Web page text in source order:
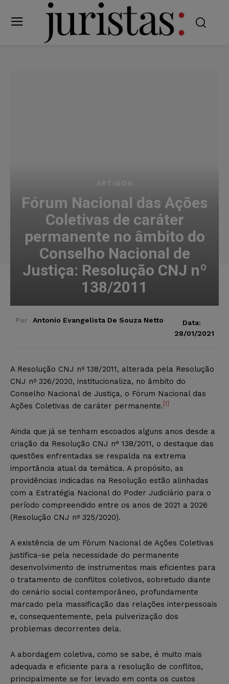
ARTIGOS
Fórum Nacional das Ações
Coletivas de caráter
permanente no âmbito do
Conselho Nacional de
Justiça: Resolução CNJ nº
138/2011
Por Antonio Evangelista De Souza Netto
Data:
28/01/2021
A Resolução CNJ nº 138/2011, alterada pela Resolução
CNJ nº 326/2020, institucionaliza, no âmbito do
Conselho Nacional de Justiça, o Fórum Nacional das
Ações Coletivas de caráter permanente. [1]
Ainda que já se tenham escoados alguns anos desde a
criação da Resolução CNJ n° 138/2011, o destaque das
questões enfrentadas se respalda na extrema
importância atual da temática. A propósito, as
providências indicadas na Resolução estão alinhadas
com a Estratégia Nacional do Poder Judiciário para o
período compreendido entre os anos de 2021 a 2026
(Resolução CNJ nº 325/2020).
A existência de um Fórum Nacional de Ações Coletivas
justifica-se pela necessidade do permanente
desenvolvimento de instrumentos mais eficientes para
o tratamento de conflitos coletivos, sobretudo diante
do cenário social contemporâneo, profundamente
marcado pela massificação das relações interpessoais
e, consequentemente, pela pulverização dos
problemas decorrentes dela.
A abordagem coletiva, como se sabe, é muito mais
adequada e eficiente para a resolução de conflitos,
principalmente se for levado em conta os custos